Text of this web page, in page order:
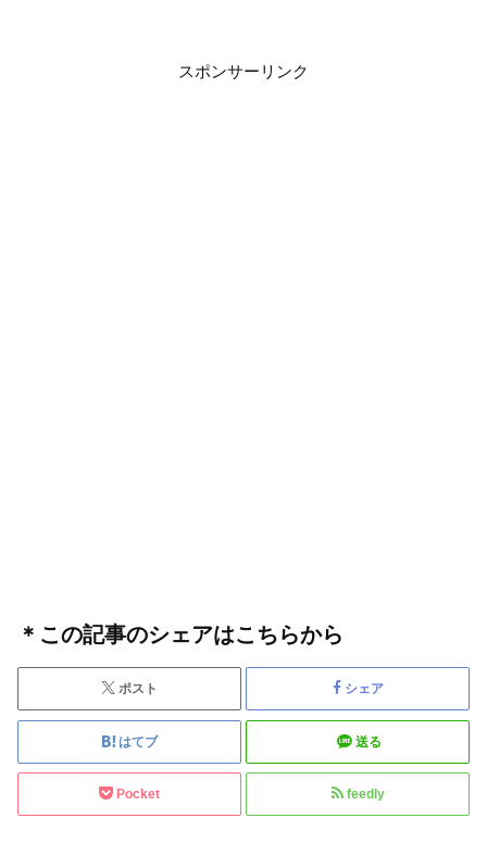
スポンサーリンク
＊この記事のシェアはこちらから
ポスト シェア
はてブ 送る
Pocket feedly